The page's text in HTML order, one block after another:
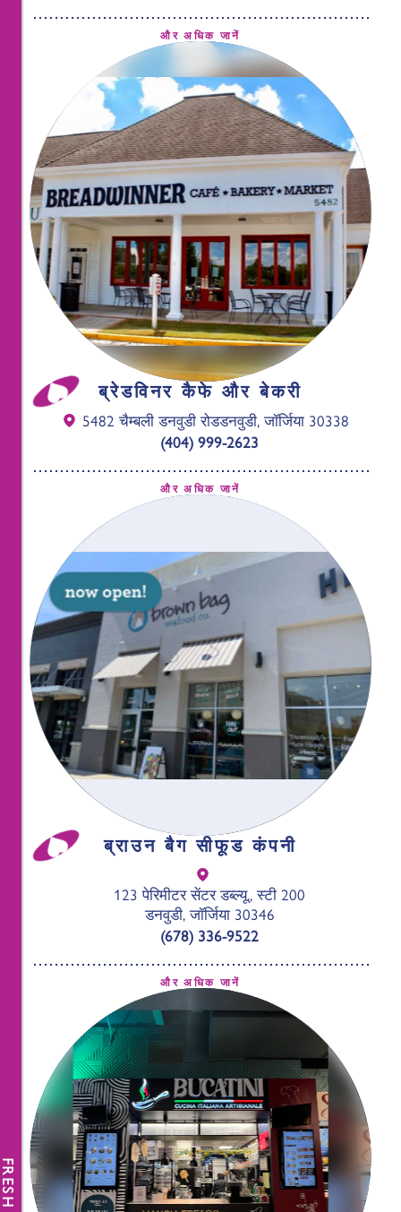
और अधिक जानें
ब्रेडविनर कैफे और बेकरी
5482 चैम्बली डनवुडी रोडडनवुडी, जॉर्जिया 30338
(404) 999-2623
और अधिक जानें
ब्राउन बैग सीफूड कंपनी
123 पेरिमीटर सेंटर डब्ल्यू., स्टी 200
डनवुडी, जॉर्जिया 30346
(678) 336-9522
और अधिक जानें